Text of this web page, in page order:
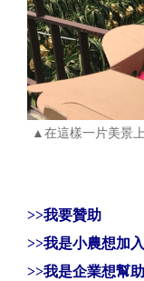
▲在這樣一片美景
>>我要贊助
>>我是小農想加
>>我是企業想幫